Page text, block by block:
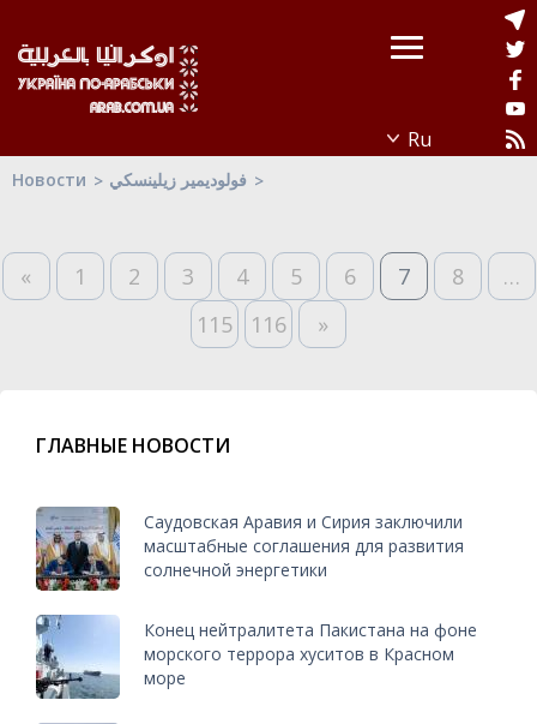
Новости فولوديمير زيلينسكي
« 1 2 3 4 5 6 7 8
…
115
116 »
ГЛАВНЫЕ НОВОСТИ
Саудовская Аравия и Сирия заключили
масштабные соглашения для развития
солнечной энергетики
Конец нейтралитета Пакистана на фоне
морского террора хуситов в Красном
море